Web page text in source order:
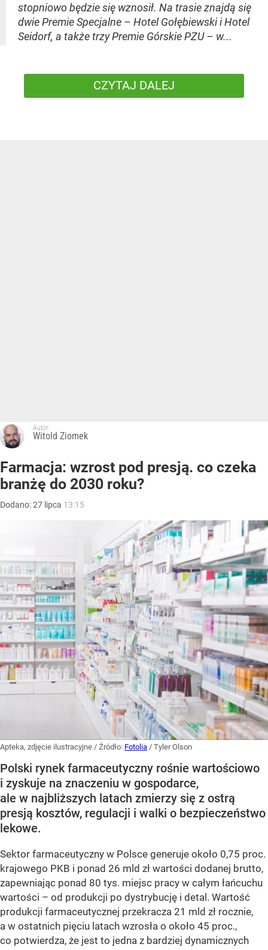
stopniowo będzie się wznosił. Na trasie znajdą się
dwie Premie Specjalne – Hotel Gołębiewski i Hotel
Seidorf, a także trzy Premie Górskie PZU – w...
CZYTAJ DALEJ
Autor:
Witold Ziomek
Farmacja: wzrost pod presją. co czeka
branżę do 2030 roku?
Dodano:27 lipca 13:15
Apteka, zdjęcie ilustracyjne / Źródło: Fotolia / Tyler Olson
Polski rynek farmaceutyczny rośnie wartościowo
i zyskuje na znaczeniu w gospodarce,
ale w najbliższych latach zmierzy się z ostrą
presją kosztów, regulacji i walki o bezpieczeństwo
lekowe.
Sektor farmaceutyczny w Polsce generuje około 0,75 proc.
krajowego PKB i ponad 26 mld zł wartości dodanej brutto,
zapewniając ponad 80 tys. miejsc pracy w całym łańcuchu
wartości – od produkcji po dystrybucję i detal. Wartość
produkcji farmaceutycznej przekracza 21 mld zł rocznie,
a w ostatnich pięciu latach wzrosła o około 45 proc.,
co potwierdza, że jest to jedna z bardziej dynamicznych